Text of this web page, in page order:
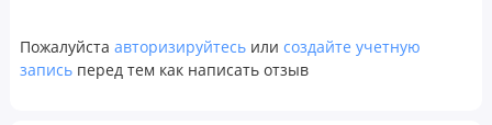
Пожалуйста авторизируйтесь или создайте учетную
запись перед тем как написать отзыв